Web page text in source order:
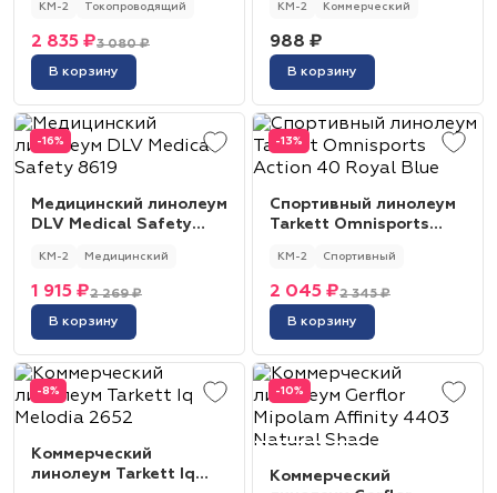
КМ-2 Токопроводящий
3 080 ₽
2 835 ₽
В корзину
КМ-2 Коммерческий
988 ₽
В корзину
-16%
Медицинский линолеум
DLV Medical Safety
КМ-2 Медицинский
2 269 ₽
1 915 ₽
В корзину
-13%
Спортивный линолеум
Tarkett Omnisports
КМ-2 Спортивный
2 345 ₽
2 045 ₽
В корзину
-8%
Коммерческий
линолеум Tarkett Iq
-10%
Коммерческий